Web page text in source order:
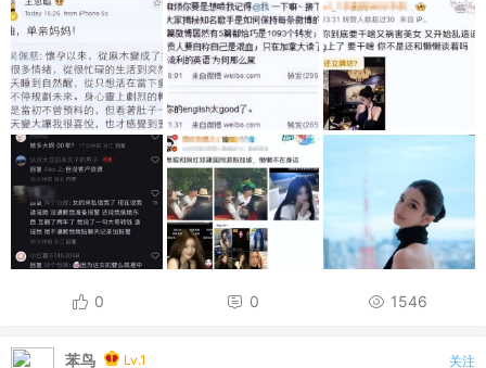
0 0 1546
苯鸟 Lv.1 关注